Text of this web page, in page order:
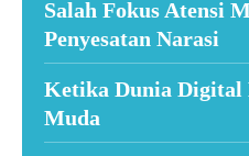
Salah Fokus Atensi
Penyesatan Narasi
Ketika Dunia Digital
Muda